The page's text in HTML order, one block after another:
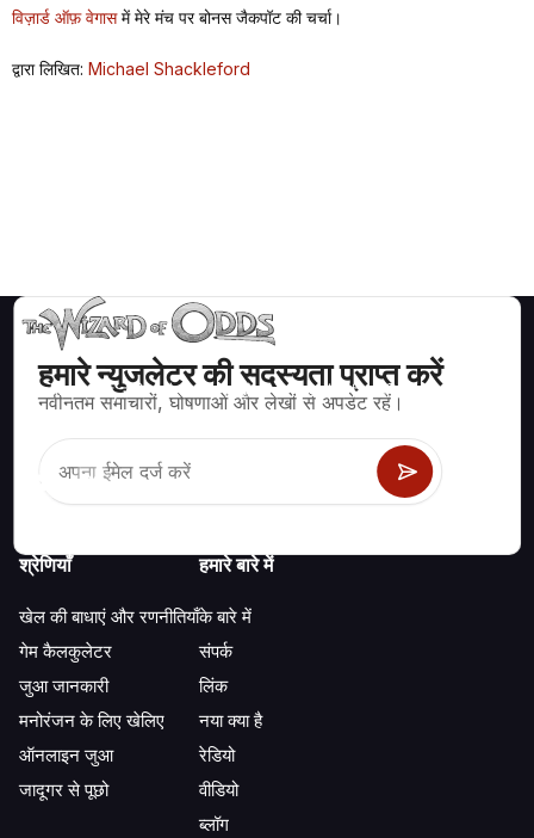
विज़ार्ड ऑफ़ वेगासमें मेरे मंच पर बोनस जैकपॉट की चर्चा।
द्वारा लिखित: Michael Shackleford
हमारे न्युजलेटर की सदस्यता प्राप्त करें
नवीनतम समाचारों, घोषणाओं और लेखों से अपडेट रहें।
ब्लैकजैक, क्रेप्स, रूलेट और अन्य सैकड़ों कैसीनो खेलों के लिए गणितीय रूप से सही
श्रेणियाँ
खेल की बाधाएं और रणनीतियाँ
गेम कैलकुलेटर
जुआ जानकारी
मनोरंजन के लिए खेलिए
ऑनलाइन जुआ
जादूगर से पूछो
हमारे बारे में
के बारे में
संपर्क
लिंक
नया क्या है
रेडियो
वीडियो
ब्लॉग